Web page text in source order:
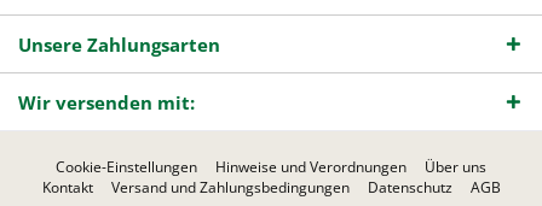
Unsere Zahlungsarten
Wir versenden mit:
Cookie-Einstellungen Hinweise und Verordnungen
Über uns
Kontakt
Versand und Zahlungsbedingungen Datenschutz AGB